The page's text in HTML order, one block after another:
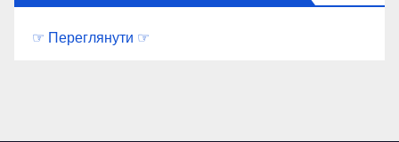
☞ Переглянути ☞